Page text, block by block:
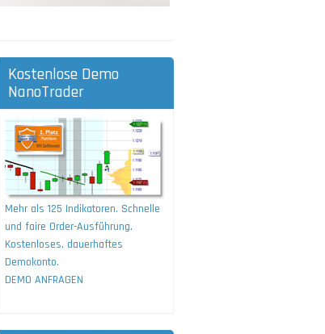
Kostenlose Demo
NanoTrader
Mehr als 125 Indikatoren. Schnelle
und faire Order-Ausführung.
Kostenloses, dauerhaftes
Demokonto.
DEMO ANFRAGEN